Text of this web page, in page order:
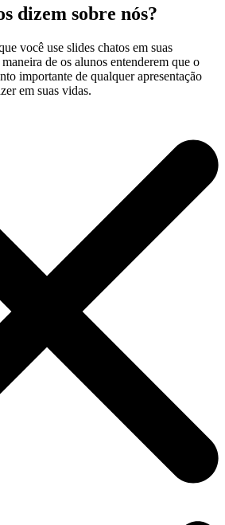
dizem sobre nós?
você use slides chatos em suas
de os alunos entenderem que o
importante de qualquer apresentação
em suas vidas.